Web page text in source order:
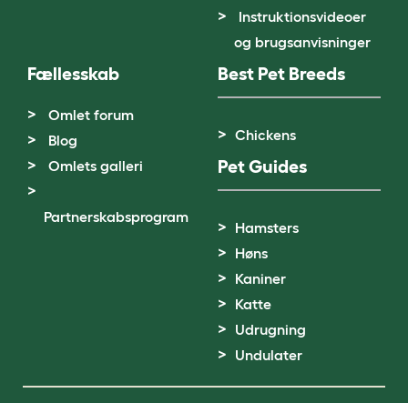
Instruktionsvideoer
og brugsanvisninger
Fællesskab
Omlet forum
Blog
Omlets galleri
Partnerskabsprogram
Best Pet Breeds
Chickens
Pet Guides
Hamsters
Høns
Kaniner
Katte
Udrugning
Undulater